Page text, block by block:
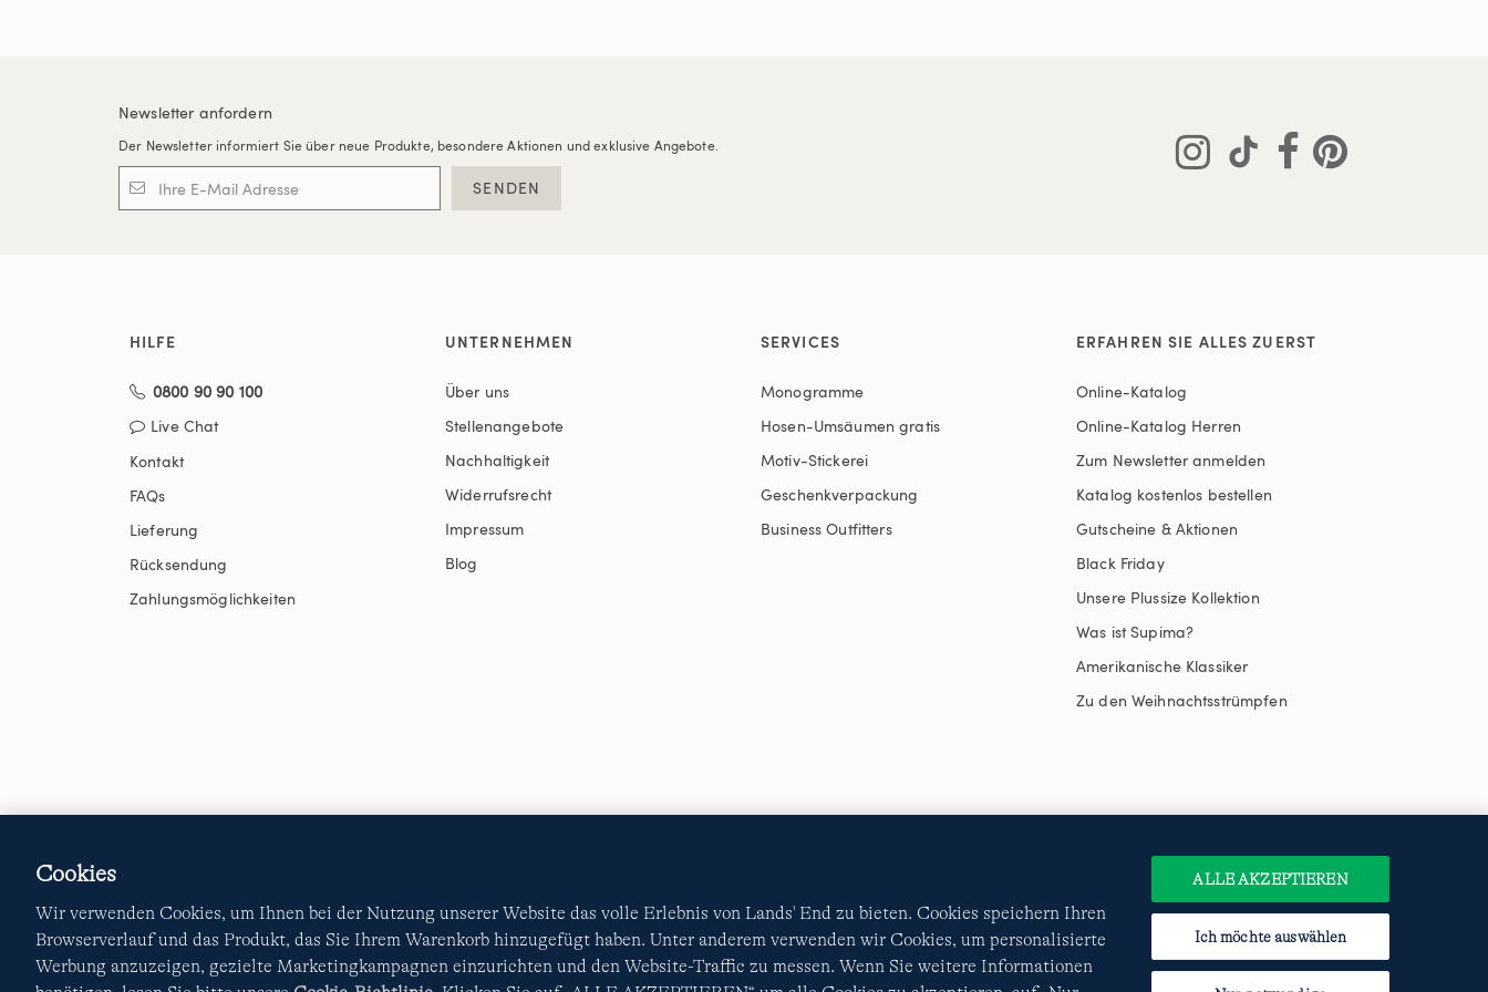
Newsletter anfordern
Der Newsletter informiert Sie über neue Produkte, besondere Aktionen und exklusive Angebote.
SENDEN
HILFE
0800 90 90 100
Live Chat
Kontakt
FAQs
Lieferung
Rücksendung
Zahlungsmöglichkeiten
UNTERNEHMEN
Über uns
Stellenangebote
Nachhaltigkeit
Widerrufsrecht
Impressum
Blog
SERVICES
Monogramme
Hosen-Umsäumen gratis
Motiv-Stickerei
Geschenkverpackung
Business Outfitters
ERFAHREN SIE ALLES ZUERST
Online-Katalog
Online-Katalog Herren
Zum Newsletter anmelden
Katalog kostenlos bestellen
Gutscheine & Aktionen
Black Friday
Unsere Plussize Kollektion
Was ist Supima?
Amerikanische Klassiker
Zu den Weihnachtsstrümpfen
Datenschutzerklärung
Cookies
Wir verwenden Cookies, um Ihnen bei der Nutzung unserer Website das volle Erlebnis von Lands' End zu bieten. Cookies speichern Ihren
Browserverlauf und das Produkt, das Sie Ihrem Warenkorb hinzugefügt haben. Unter anderem verwenden wir Cookies, um personalisierte
Werbung anzuzeigen, gezielte Marketingkampagnen einzurichten und den Website-Traffic zu messen. Wenn Sie weitere Informationen
Ich möchte auswählen
ALLE AKZEPTIEREN